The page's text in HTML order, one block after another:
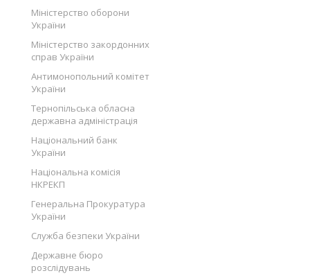
Міністерство оборони
України
Міністерство закордонних
справ України
Антимонопольний комітет
України
Тернопільська обласна
державна адміністрація
Національний банк
України
Національна комісія
НКРЕКП
Генеральна Прокуратура
України
Служба безпеки України
Державне бюро
розслідувань